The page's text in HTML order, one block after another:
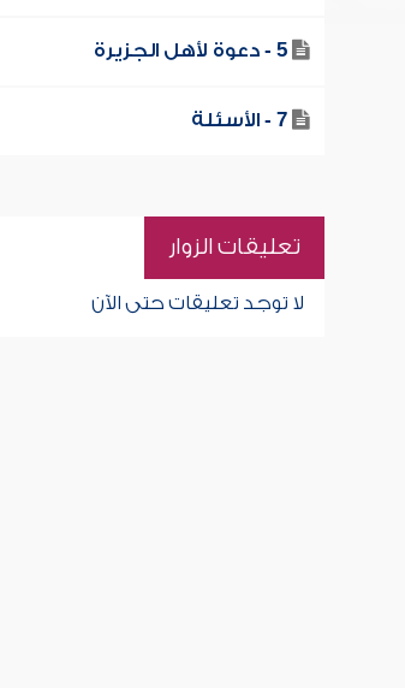
5 - دعوة لأهل الجزيرة
7 - الأسئلة
تعليقات الزوار
لا توجد تعليقات حتى الآن